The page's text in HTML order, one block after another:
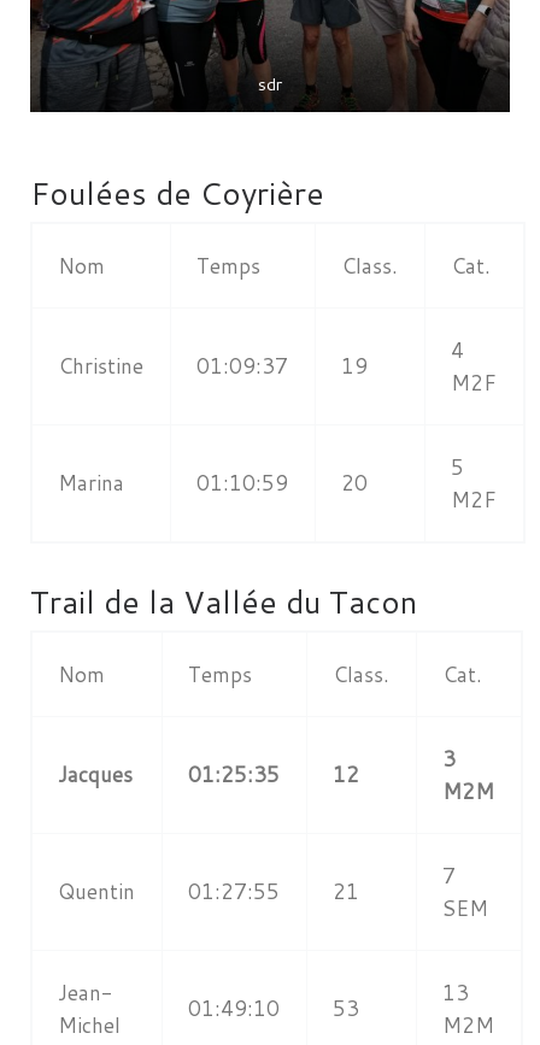
sdr
Foulées de Coyrière
Nom Temps Class. Cat.
Christine 01:09:37 19
4
M2F
Marina 01:10:59 20
5
M2F
Trail de la Vallée du Tacon
Nom Temps Class. Cat.
Jacques 01:25:35 12
3
M2M
Quentin 01:27:55 21
7
SEM
Jean-
Michel
01:49:10 53
13
M2M